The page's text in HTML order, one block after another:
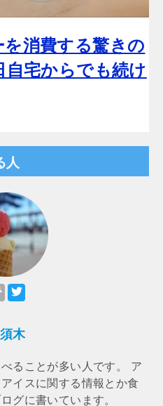
消費する驚きの
自宅からでも続け
人
木
ることが多い人です。 ア
イスに関する情報とか食
グに書いています。